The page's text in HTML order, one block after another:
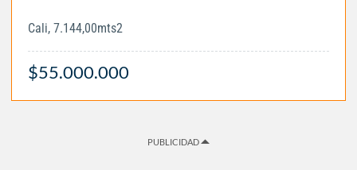
Cali, 7.144,00mts2
$55.000.000
PUBLICIDAD